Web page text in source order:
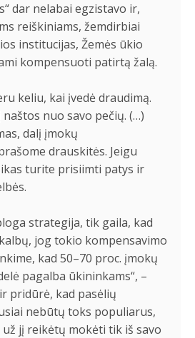
dar nelabai egzistavo ir,
reiškiniams, žemdirbiai
institucijas, Žemės ūkio
kompensuoti patirtą žalą.
keliu, kai įvedė draudimą.
nuo savo pečių. (…)
dalį įmokų
drauskitės. Jeigu
turite prisiimti patys ir
strategija, tik gaila, kad
jog tokio kompensavimo
kad 50–70 proc. įmokų
pagalba ūkininkams“, –
pridūrė, kad pasėlių
nebūtų toks populiarus,
jį reikėtų mokėti tik iš savo